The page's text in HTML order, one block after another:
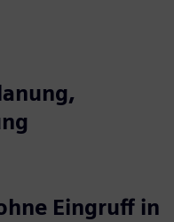
Eingruff in